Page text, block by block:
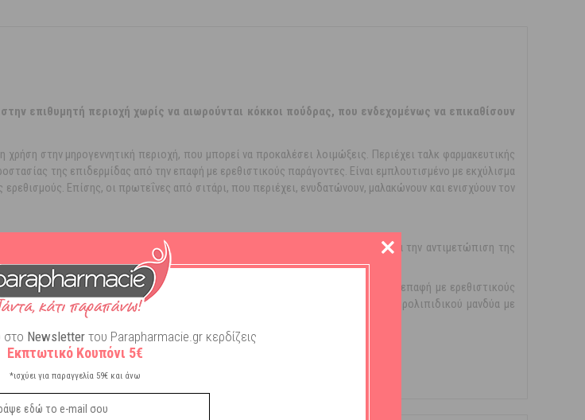
επιθυμητή περιοχή χωρίς να αιωρούνται κόκκοι πούδρας, που ενδεχομένως να επικαθίσουν
στην μηρογεννητική περιοχή, που μπορεί να προκαλέσει λοιμώξεις. Περιέχει ταλκ φαρμακευτικής
της επιδερμίδας από την επαφή με ερεθιστικούς παράγοντες. Είναι εμπλουτισμένο με εκχύλισμα
Επίσης, οι πρωτεΐνες από σιτάρι, που περιέχει, ενυδατώνουν, μαλακώνουν και ενισχύουν τον
ερεθισμών που προκαλούνται από τα εσώρουχα (στηθόδεσμος) αλλά και για την αντιμετώπιση της
Απορρόφηση της επιφανειακής υγρασίας | Προστασία της επιδερμίδας από την επαφή με ερεθιστικούς
Επουλωτική, αντιφλογιστική δράση. Πρωτεΐνες σίτου: Ενίσχυση του υδρολιπιδικού μανδύα με
περιοχή και στις πτυχώσεις.
στο Newsletter του Parapharmacie.gr κερδίζεις
Εκπτωτικό Κουπόνι 5€
*ισχύει για παραγγελία 59€ και άνω